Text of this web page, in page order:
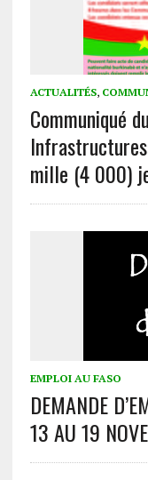
ACTUALITÉS,
Communiqué
mille (4 000)
EMPLOI AU FASO
DEMANDE
13 AU 19